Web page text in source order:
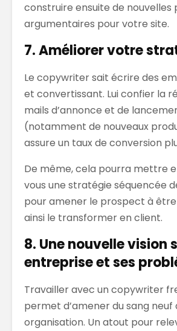
construire ensuite de nouvelles
argumentaires pour votre site.
7. Améliorer votre
Le copywriter sait écrire des
et convertissant. Lui confier la
mails d’annonce et de
(notamment de nouveaux
assure un taux de conversion
De même, cela pourra mettre
vous une stratégie séquencée
pour amener le prospect à
ainsi le transformer en client.
8. Une nouvelle vision
entreprise et ses
Travailler avec un copywriter
permet d’amener du sang neuf
organisation. Un atout pour